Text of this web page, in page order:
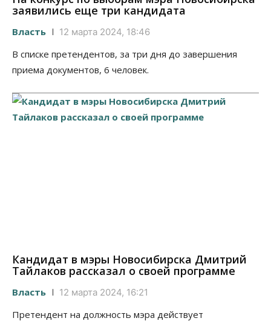
заявились еще три кандидата
Власть 12 марта 2024, 18:46
В списке претендентов, за три дня до завершения
приема документов, 6 человек.
Кандидат в мэры Новосибирска Дмитрий
Тайлаков рассказал о своей программе
Власть 12 марта 2024, 16:21
Претендент на должность мэра действует